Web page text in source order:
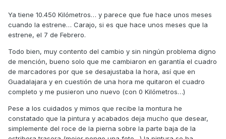
Ya tiene 10.450 Kilómetros… y parece que fue hace unos meses
cuando la estrene… Carajo, si es que hace unos meses que la
estrene, el 7 de Febrero.
Todo bien, muy contento del cambio y sin ningún problema digno
de mención, bueno solo que me cambiaron en garantía el cuadro
de marcadores por que se desajustaba la hora, así que en
Guadalajara y en cuestión de una hora me quitaron el cuadro
completo y me pusieron uno nuevo (con 0 Kilómetros…)
Pese a los cuidados y mimos que recibe la montura he
constatado que la pintura y acabados deja mucho que desear,
simplemente del roce de la pierna sobre la parte baja de la